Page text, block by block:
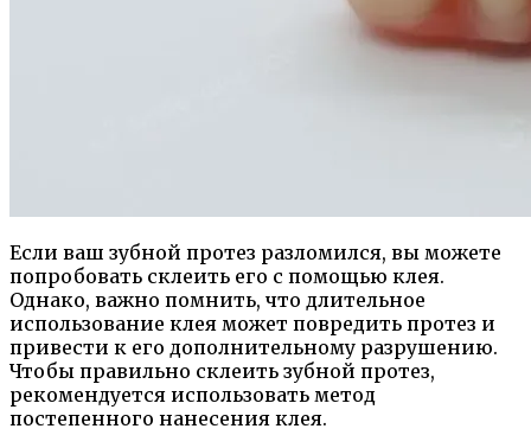
Если ваш зубной протез разломился, вы можете
попробовать склеить его с помощью клея.
Однако, важно помнить, что длительное
использование клея может повредить протез и
привести к его дополнительному разрушению.
Чтобы правильно склеить зубной протез,
рекомендуется использовать метод
постепенного нанесения клея.